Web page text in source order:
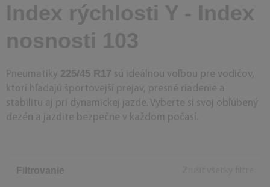
Index rýchlosti Y - Index
nosnosti 103
Pneumatiky 225/45 R17 sú ideálnou voľbou pre vodičov,
ktorí hľadajú športovejší prejav, presné riadenie a
stabilitu aj pri dynamickej jazde. Vyberte si svoj obľúbený
dezén a jazdite bezpečne v každom počasí.
Filtrovanie